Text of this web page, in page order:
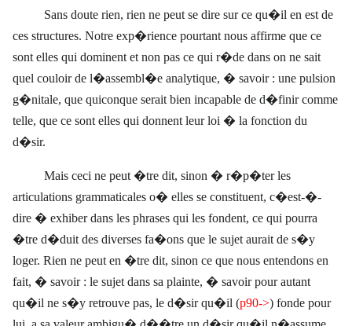
Sans doute rien, rien ne peut se dire sur ce qu�il en est de
ces structures. Notre exp�rience pourtant nous affirme que ce
sont elles qui dominent et non pas ce qui r�de dans on ne sait
quel couloir de l�assembl�e analytique, � savoir : une pulsion
g�nitale, que quiconque serait bien incapable de d�finir comme
telle, que ce sont elles qui donnent leur loi � la fonction du
d�sir.
Mais ceci ne peut �tre dit, sinon � r�p�ter les
articulations grammaticales o� elles se constituent, c�est-�-
dire � exhiber dans les phrases qui les fondent, ce qui pourra
�tre d�duit des diverses fa�ons que le sujet aurait de s�y
loger. Rien ne peut en �tre dit, sinon ce que nous entendons en
fait, � savoir : le sujet dans sa plainte, � savoir pour autant
qu�il ne s�y retrouve pas, le d�sir qu�il (p90->) fonde pour